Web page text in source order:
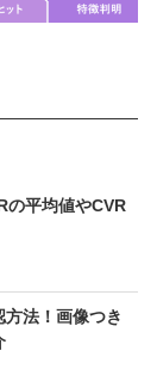
の平均値やCVR
法！画像つき